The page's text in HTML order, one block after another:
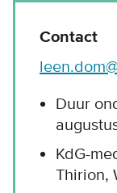
Contact
Duur
KdG-
Thirion,